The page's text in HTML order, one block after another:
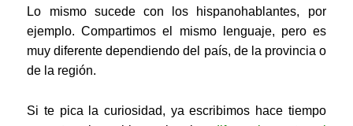
Lo mismo sucede con los hispanohablantes, por
ejemplo. Compartimos el mismo lenguaje, pero es
muy diferente dependiendo del país, de la provincia o
de la región.
Si te pica la curiosidad, ya escribimos hace tiempo